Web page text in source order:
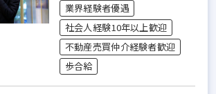
業界経験者優遇
社会人経験10年以上歓迎
不動産売買仲介経験者歓迎
歩合給